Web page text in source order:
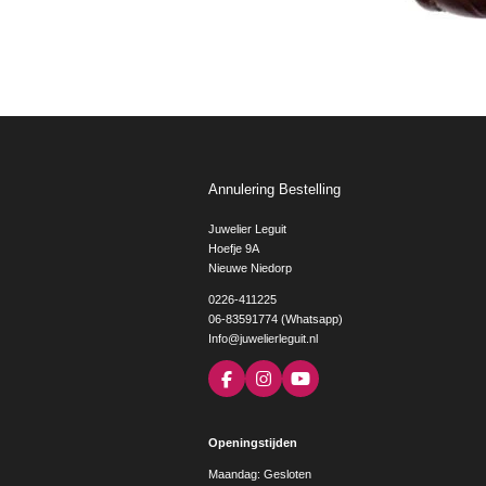
Annulering Bestelling
Juwelier Leguit
Hoefje 9A
Nieuwe Niedorp
0226-411225
06-83591774 (Whatsapp)
Info@juwelierleguit.nl
F
a
b
I
n
a
g
Y
o
Openingstijden
Maandag: Gesloten